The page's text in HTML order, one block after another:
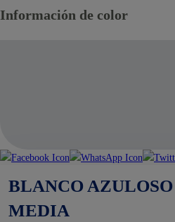
Información de color
BLANCO
MEDIA